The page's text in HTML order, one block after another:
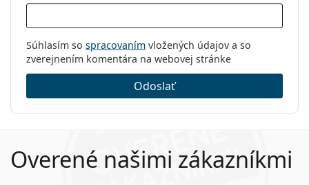
Súhlasím so spracovaním vložených údajov a so
zverejnením komentára na webovej stránke
Odoslať
Overené našimi zákazníkmi